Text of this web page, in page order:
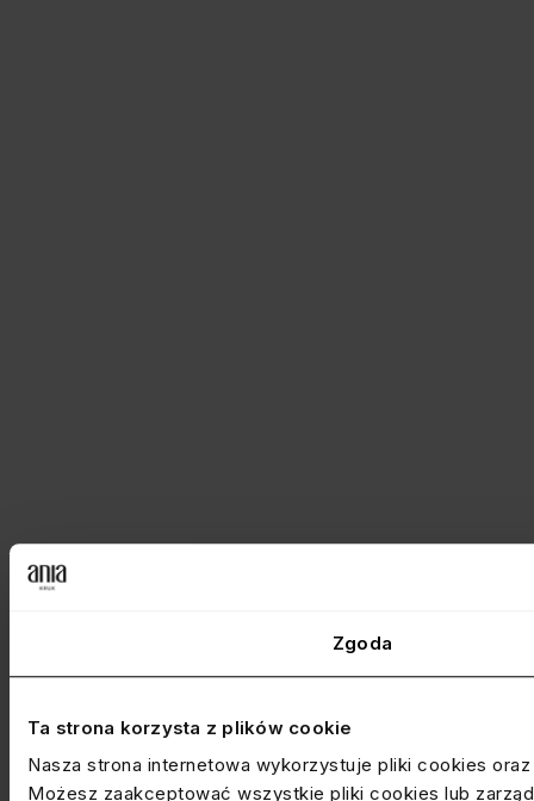
Zgoda
Ta strona korzysta z plików cookie
Nasza strona internetowa wykorzystuje pliki cookies
Możesz zaakceptować wszystkie pliki cookies lub